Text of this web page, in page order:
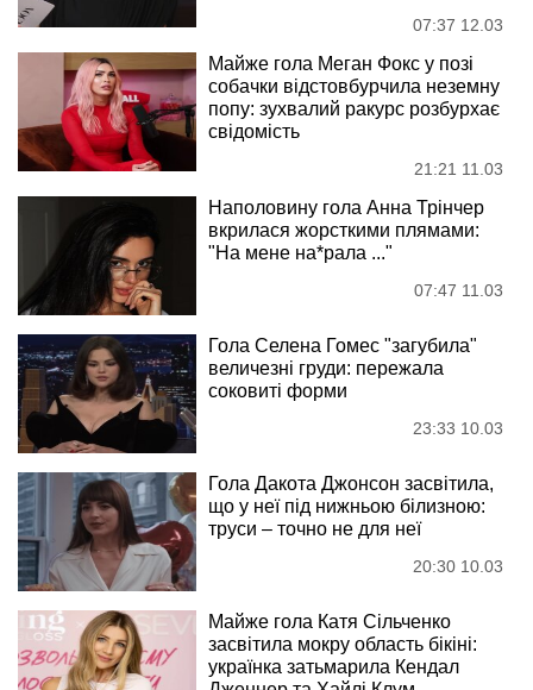
07:37 12.03
Майже гола Меган Фокс у позі
собачки відстовбурчила неземну
попу: зухвалий ракурс розбурхає
свідомість
21:21 11.03
Наполовину гола Анна Трінчер
вкрилася жорсткими плямами:
"На мене на*рала ..."
07:47 11.03
Гола Селена Гомес "загубила"
величезні груди: пережала
соковиті форми
23:33 10.03
Гола Дакота Джонсон засвітила,
що у неї під нижньою білизною:
труси – точно не для неї
20:30 10.03
Майже гола Катя Сільченко
засвітила мокру область бікіні:
українка затьмарила Кендал